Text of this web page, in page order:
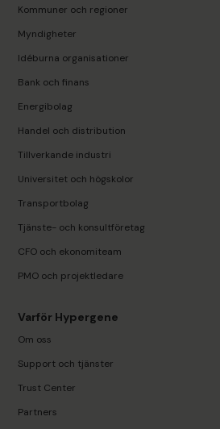
Kommuner och regioner
Myndigheter
Idéburna organisationer
Bank och finans
Energibolag
Handel och distribution
Tillverkande industri
Universitet och högskolor
Transportbolag
Tjänste- och konsultföretag
CFO och ekonomiteam
PMO och projektledare
Varför Hypergene
Om oss
Support och tjänster
Trust Center
Partners